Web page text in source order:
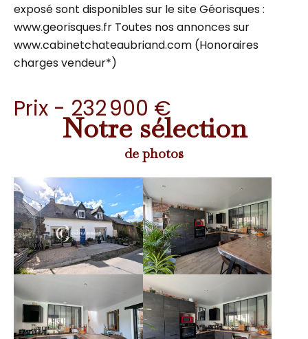
exposé sont disponibles sur le site Géorisques :
www.georisques.fr Toutes nos annonces sur
www.cabinetchateaubriand.com (Honoraires
charges vendeur*)
Prix - 232 900 €
Notre sélection
de photos